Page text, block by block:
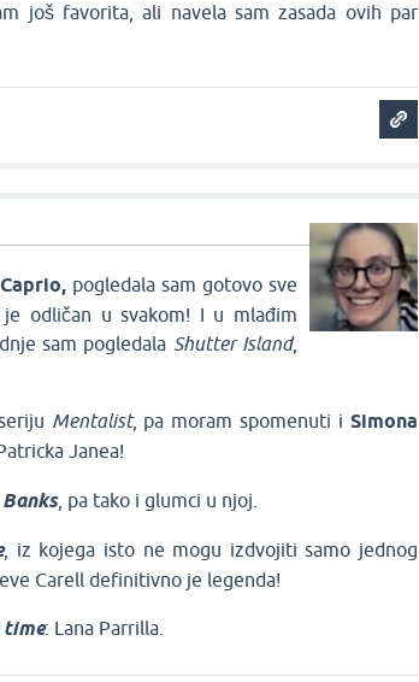
još favorita, ali navela sam zasada ovih par
pogledala sam gotovo sve
odličan u svakom! I u mlađim
sam pogledala Shutter Island,
Mentalist, pa moram spomenuti i Simona
Janea!
, pa tako i glumci u njoj.
, iz kojega isto ne mogu izdvojiti samo jednog
Carell definitivno je legenda!
time: Lana Parrilla.